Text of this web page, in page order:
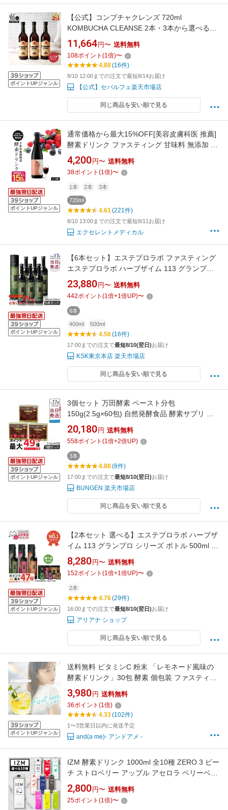
ポイントUPジャンル
【公式】コンブチャクレンズ 720ml
KOMBUCHA CLEANSE 2本・3本から選べる♪
置き換え ダイエット ファスティング 酵素 コン
ブチャ
11,664 円〜 送料無料
108ポイント (1倍)〜
4.88(16件)
8/10 12:00までの注文で最短8/14お届け
【公式】セパルフェ楽天市場店
同じ商品を安い順で見る
ポイントUPジャンル
通常価格から最大15%OFF[美容皮膚科医 推薦]
酵素ドリンク ファスティング 甘味料 無添加 断
食 置き換え ダイエット 3年半 長期熟成 発酵エ
キス 75種類原材料 乳酸菌発酵飲料 医師開発監
修 ファスティングメイト 720ml 1本～3本 ヌグ
/ ベリー イソフラボン ザクロ
4,200 円〜 送料無料
38ポイント (1倍)〜
1本 2本 3本
720ml
4.61(221件)
8/10 13:00までの注文で最短8/11お届け
エクセレントメディカル
ポイントUPジャンル
【6本セット】エステプロラボ ファスティング
エステプロラボ ハーブザイム 113 グランプロ
プレーン 500ml 日本製 正規品 Esthe Pro Labo
酵素ドリンク 無添加 エステプロラボ 酵素ドリ
ンク ファスティングダイエット
23,880 円〜 送料無料
442ポイント (1倍+1倍UP)〜
6本
400ml 500ml
4.56(16件)
17:00までの注文で最短8/10(翌日)お届け
KSK東京本店 楽天市場店
同じ商品を安い順で見る
ポイントUPジャンル
3個セット 万田酵素 ペースト分包
150g(2.5g×60包) 自然発酵食品 酵素サプリ 発
酵酵素 賞味期限2027年6月
20,180 円 送料無料
558ポイント (1倍+2倍UP)
3本
4.88(8件)
17:00までの注文で最短8/10(翌日)お届け
BUNGEN 楽天市場店
同じ商品を安い順で見る
ポイントUPジャンル
【2本セット 選べる】エステプロラボ ハーブザ
イム 113 グランプロ シリーズ ボトル 500ml /
箱400ml｜エステプロラボ 酵素ドリンク｜オラ
ックス／ジンジャー／プレーン｜ファスティン
グサポート 酵素飲料 ダイエット 美容 健康
Esthe Pro Labo 送料無料
8,280 円〜 送料無料
152ポイント (1倍+1倍UP)〜
2本
4.76(29件)
16:00までの注文で最短8/10(翌日)お届け
アリアナ ショップ
同じ商品を安い順で見る
ポイントUPジャンル
送料無料 ビタミンC 粉末 「レモネード風味の
酵素ドリンク」30包 酵素 個包装 ファスティン
グ 栄養補給 糖分 サプリメント ダイエット ドリ
ンク デキストリン【firstkoso】 (05) m-990
3,980 円 送料無料
36ポイント (1倍)
4.33(102件)
1〜3営業日以内に発送予定
and(a me)- アンドアメ -
IZM 酵素ドリンク 1000ml 全10種 ZERO 3 ピー
チ ストロベリー アップル アセロラ ベリーベリ
ー プラス プレミアム GLORIE and LIFE レモン
マスカット WATER PROTEIN パイン イズム 酵
素 ファスティング 断食 ダイエット 置き換え 美
2,800 円〜 送料無料
25ポイント (1倍)〜